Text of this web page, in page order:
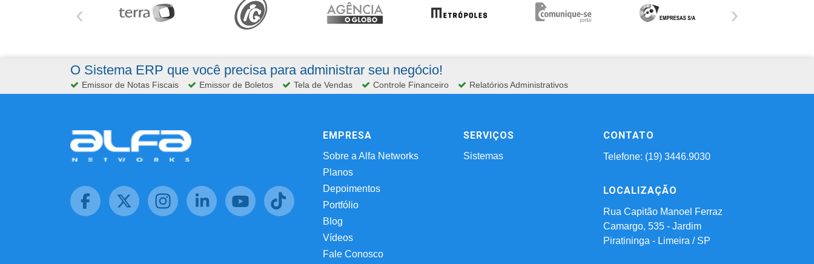
‹ ›
O Sistema ERP que você precisa para administrar seu negócio!
Emissor de Notas Fiscais Emissor de Boletos Tela de Vendas Controle Financeiro Relatórios Administrativos
EMPRESA
Sobre a Alfa Networks
Planos
Depoimentos
Portfólio
Blog
Vídeos
Fale Conosco
SERVIÇOS
Sistemas
CONTATO
Telefone: (19) 3446.9030
LOCALIZAÇÃO
Rua Capitão Manoel Ferraz
Camargo, 535 - Jardim
Piratininga - Limeira / SP